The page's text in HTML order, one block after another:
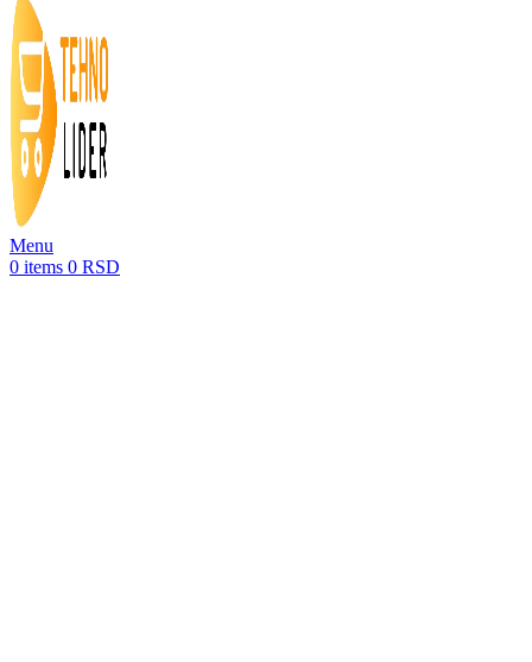
Menu
0 items 0 RSD